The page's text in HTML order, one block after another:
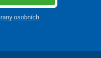
osobních